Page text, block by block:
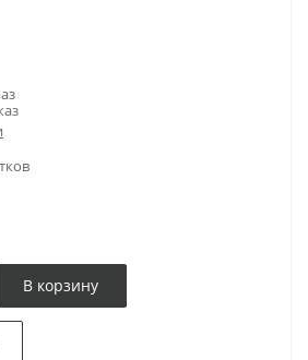
В корзину